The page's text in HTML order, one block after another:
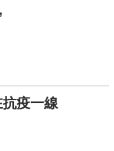
疫一線